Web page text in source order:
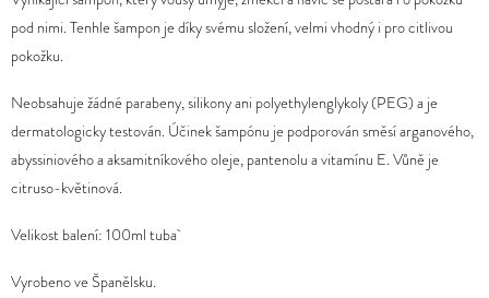
produktu
je
z
5
hvězdiček.
pod nimi. Tenhle šampon je díky svému složení, velmi vhodný i pro citlivou
pokožku.
Neobsahuje žádné parabeny, silikony ani polyethylenglykoly (PEG) a je
dermatologicky testován. Účinek šampónu je podporován směsí arganového,
abyssiniového a aksamitníkového oleje, pantenolu a vitamínu E. Vůně je
citruso-květinová.
Velikost balení: 100ml tuba
Vyrobeno ve Španělsku.
D
O
P
O
R
U
Č
U
J